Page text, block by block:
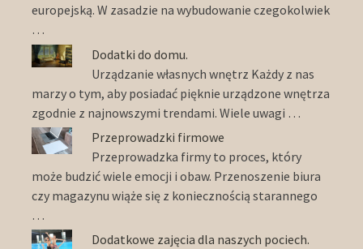
europejską. W zasadzie na wybudowanie czegokolwiek
…
Dodatki do domu.
Urządzanie własnych wnętrz Każdy z nas
marzy o tym, aby posiadać pięknie urządzone wnętrza
zgodnie z najnowszymi trendami. Wiele uwagi …
Przeprowadzki firmowe
Przeprowadzka firmy to proces, który
może budzić wiele emocji i obaw. Przenoszenie biura
czy magazynu wiąże się z koniecznością starannego
…
Dodatkowe zajęcia dla naszych pociech.